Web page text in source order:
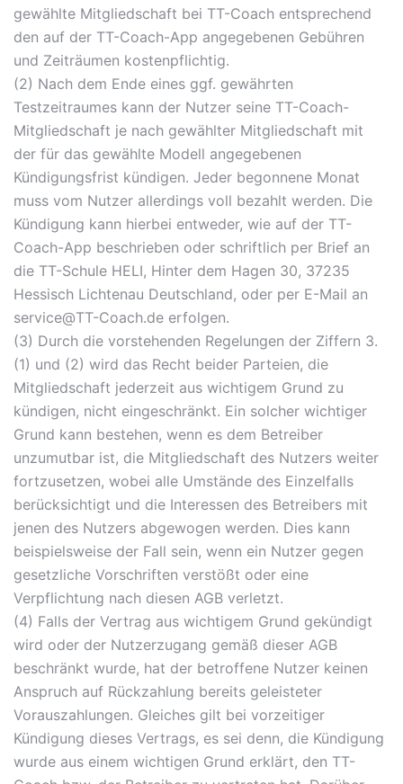
gewählte Mitgliedschaft bei TT-Coach entsprechend
den auf der TT-Coach-App angegebenen Gebühren
und Zeiträumen kostenpflichtig.
(2) Nach dem Ende eines ggf. gewährten
Testzeitraumes kann der Nutzer seine TT-Coach-
Mitgliedschaft je nach gewählter Mitgliedschaft mit
der für das gewählte Modell angegebenen
Kündigungsfrist kündigen. Jeder begonnene Monat
muss vom Nutzer allerdings voll bezahlt werden. Die
Kündigung kann hierbei entweder, wie auf der TT-
Coach-App beschrieben oder schriftlich per Brief an
die TT-Schule HELI, Hinter dem Hagen 30, 37235
Hessisch Lichtenau Deutschland, oder per E-Mail an
service@TT-Coach.de erfolgen.
(3) Durch die vorstehenden Regelungen der Ziffern 3.
(1) und (2) wird das Recht beider Parteien, die
Mitgliedschaft jederzeit aus wichtigem Grund zu
kündigen, nicht eingeschränkt. Ein solcher wichtiger
Grund kann bestehen, wenn es dem Betreiber
unzumutbar ist, die Mitgliedschaft des Nutzers weiter
fortzusetzen, wobei alle Umstände des Einzelfalls
berücksichtigt und die Interessen des Betreibers mit
jenen des Nutzers abgewogen werden. Dies kann
beispielsweise der Fall sein, wenn ein Nutzer gegen
gesetzliche Vorschriften verstößt oder eine
Verpflichtung nach diesen AGB verletzt.
(4) Falls der Vertrag aus wichtigem Grund gekündigt
wird oder der Nutzerzugang gemäß dieser AGB
beschränkt wurde, hat der betroffene Nutzer keinen
Anspruch auf Rückzahlung bereits geleisteter
Vorauszahlungen. Gleiches gilt bei vorzeitiger
Kündigung dieses Vertrags, es sei denn, die Kündigung
wurde aus einem wichtigen Grund erklärt, den TT-